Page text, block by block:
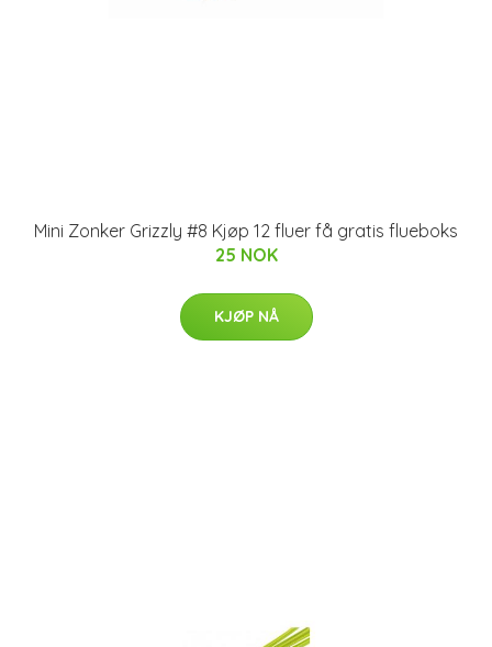
Mini Zonker Grizzly #8 Kjøp 12 fluer få gratis flueboks
25 NOK
KJØP NÅ